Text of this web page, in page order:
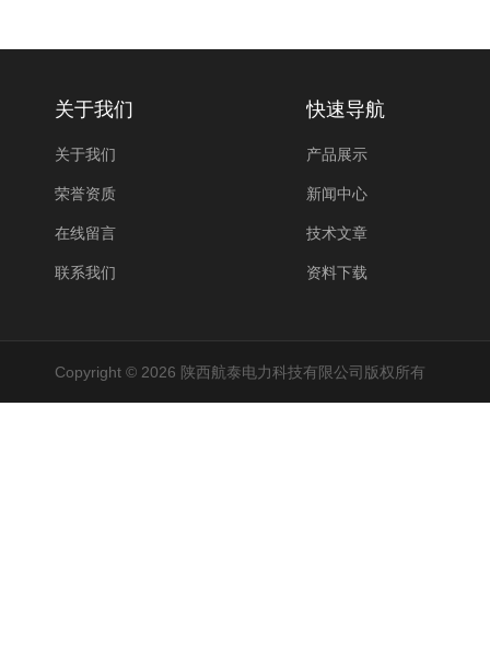
关于我们
关于我们
荣誉资质
在线留言
联系我们
快速导航
产品展示
新闻中心
技术文章
资料下载
Copyright © 2026 陕西航泰电力科技有限公司版权所有